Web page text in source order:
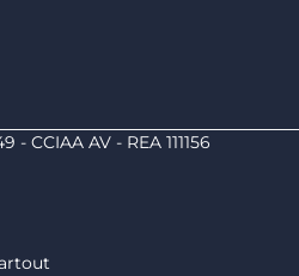
- CCIAA AV - REA 111156